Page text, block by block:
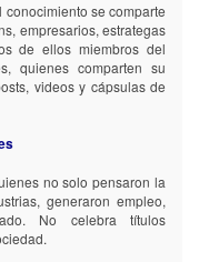
se comparte
empresarios, estrategas
de ellos miembros del
quienes comparten su
videos y cápsulas de
no solo pensaron la
generaron empleo,
No celebra títulos